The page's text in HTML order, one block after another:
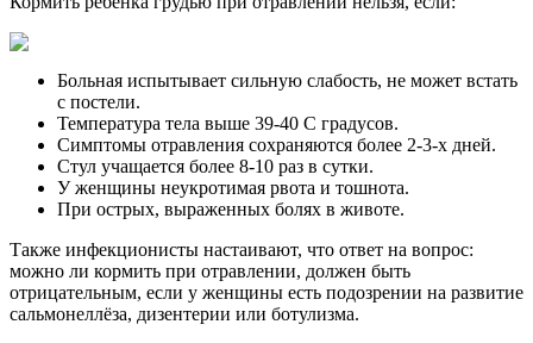
Больная испытывает сильную слабость, не может встать
с постели.
Температура тела выше 39-40 С градусов.
Симптомы отравления сохраняются более 2-3-х дней.
Стул учащается более 8-10 раз в сутки.
У женщины неукротимая рвота и тошнота.
При острых, выраженных болях в животе.
Также инфекционисты настаивают, что ответ на вопрос:
можно ли кормить при отравлении, должен быть
отрицательным, если у женщины есть подозрении на развитие
сальмонеллёза, дизентерии или ботулизма.